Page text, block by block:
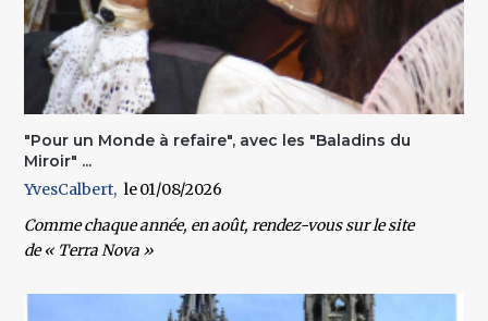
"Pour un Monde à refaire", avec les "Baladins du
Miroir" ...
YvesCalbert
01/08/2026
Comme chaque année, en août, rendez-vous sur le site
de« Terra Nova »